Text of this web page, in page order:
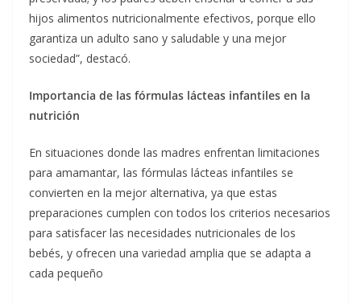
hijos alimentos nutricionalmente efectivos, porque ello
garantiza un adulto sano y saludable y una mejor
sociedad”, destacó.
Importancia de las fórmulas lácteas infantiles en la
nutrición
En situaciones donde las madres enfrentan limitaciones
para amamantar, las fórmulas lácteas infantiles se
convierten en la mejor alternativa, ya que estas
preparaciones cumplen con todos los criterios necesarios
para satisfacer las necesidades nutricionales de los
bebés, y ofrecen una variedad amplia que se adapta a
cada pequeño